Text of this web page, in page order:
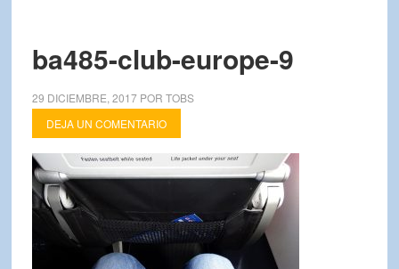
ba485-club-europe-9
29 DICIEMBRE, 2017POR TOBS
DEJA UN COMENTARIO